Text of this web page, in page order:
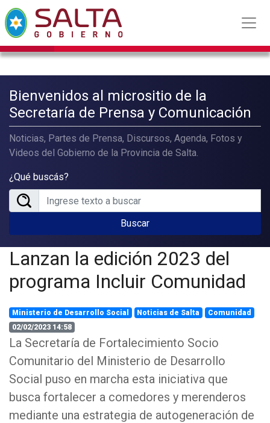
Bienvenidos al micrositio de la
Secretaría de Prensa y Comunicación
Noticias, Partes de Prensa, Discursos, Agenda, Fotos y
Videos del Gobierno de la Provincia de Salta.
¿Qué buscás?
Buscar
Lanzan la edición 2023 del
programa Incluir Comunidad
Ministerio de Desarrollo Social Noticias de Salta
Comunidad
02/02/2023 14:58
La Secretaría de Fortalecimiento Socio
Comunitario del Ministerio de Desarrollo
Social puso en marcha esta iniciativa que
busca fortalecer a comedores y merenderos
mediante una estrategia de autogeneración de